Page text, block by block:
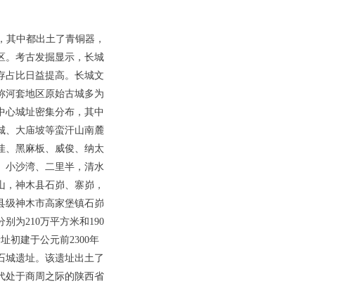
中都出土了青铜器，
。考古发掘显示，长城
占比日益提高。长城文
河套地区原始古城多为
心城址密集分布，其中
、大庙坡等蛮汗山南麓
、黑麻板、威俊、纳太
小沙湾、二里半，清水
神木县石峁、寨峁，
级神木市高家堡镇石峁
为210万平方米和190
初建于公元前2300年
城遗址。该遗址出土了
处于商周之际的陕西省